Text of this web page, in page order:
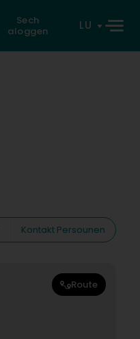
Sech
aloggen
LU
Kontakt Persounen
Route